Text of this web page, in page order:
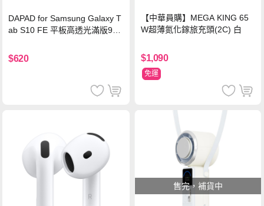
DAPAD for Samsung Galaxy T
ab S10 FE 平板高透光滿版9H
$620
【中華員購】MEGA KING 65
W超薄氮化鎵旅充頭(2C) 白
$1,090
免運
售完，補貨中